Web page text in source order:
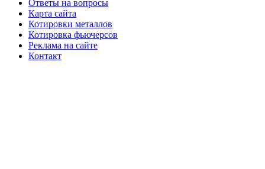
Ответы на вопросы
Карта сайта
Котировки металлов
Котировка фьючерсов
Реклама на сайте
Контакт